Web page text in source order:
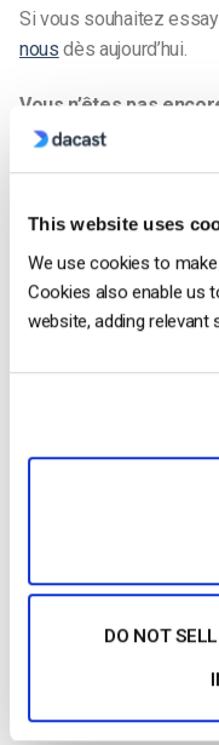
This website uses
We use cookies to
Cookies also enable us
website, adding relevant
DO NOT
Si vous souhaitez
nous dès aujourd’hui.
Vous n’êtes pas
souhaitez l’essayer
_______